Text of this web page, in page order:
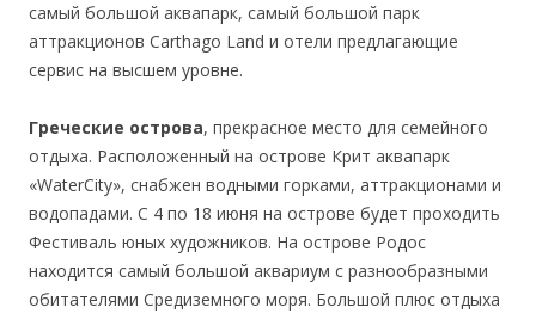
самый большой аквапарк, самый большой парк
аттракционов Carthago Land и отели предлагающие
сервис на высшем уровне.
Греческие острова, прекрасное место для семейного
отдыха. Расположенный на острове Крит аквапарк
«WaterСity», снабжен водными горками, аттракционами и
водопадами. С 4 по 18 июня на острове будет проходить
Фестиваль юных художников. На острове Родос
находится самый большой аквариум с разнообразными
обитателями Средиземного моря. Большой плюс отдыха